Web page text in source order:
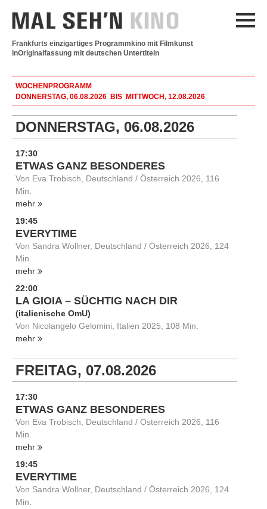
Frankfurts einzigartiges Programmkino mit Filmkunst
inOriginalfassung mit deutschen Untertiteln
WOCHENPROGRAMM
DONNERSTAG, 06.08.2026 BIS MITTWOCH, 12.08.2026
DONNERSTAG, 06.08.2026
17:30
ETWAS GANZ BESONDERES
Von Eva Trobisch, Deutschland / Österreich 2026, 116
Min.
mehr
19:45
EVERYTIME
Von Sandra Wollner, Deutschland / Österreich 2026, 124
Min.
mehr
22:00
LA GIOIA – SÜCHTIG NACH DIR
(italienische OmU)
Von Nicolangelo Gelomini, Italien 2025, 108 Min.
mehr
FREITAG, 07.08.2026
17:30
ETWAS GANZ BESONDERES
Von Eva Trobisch, Deutschland / Österreich 2026, 116
Min.
mehr
19:45
EVERYTIME
Von Sandra Wollner, Deutschland / Österreich 2026, 124
Min.